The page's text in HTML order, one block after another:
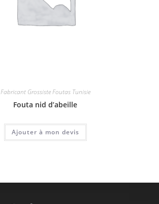
Fabricant Grossiste Foutas Tunisie
Fouta nid d’abeille
Ajouter à mon devis